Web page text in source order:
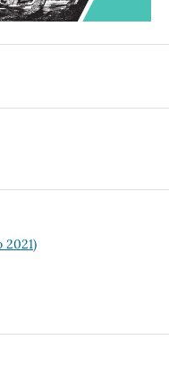
2021)